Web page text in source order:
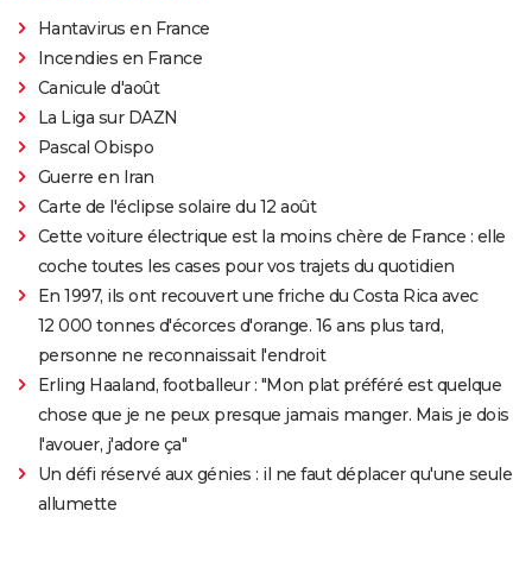
Hantavirus en France
Incendies en France
Canicule d'août
La Liga sur DAZN
Pascal Obispo
Guerre en Iran
Carte de l'éclipse solaire du 12 août
Cette voiture électrique est la moins chère de France : elle
coche toutes les cases pour vos trajets du quotidien
En 1997, ils ont recouvert une friche du Costa Rica avec
12 000 tonnes d'écorces d'orange. 16 ans plus tard,
personne ne reconnaissait l'endroit
Erling Haaland, footballeur : "Mon plat préféré est quelque
chose que je ne peux presque jamais manger. Mais je dois
l'avouer, j'adore ça"
Un défi réservé aux génies : il ne faut déplacer qu'une seule
allumette